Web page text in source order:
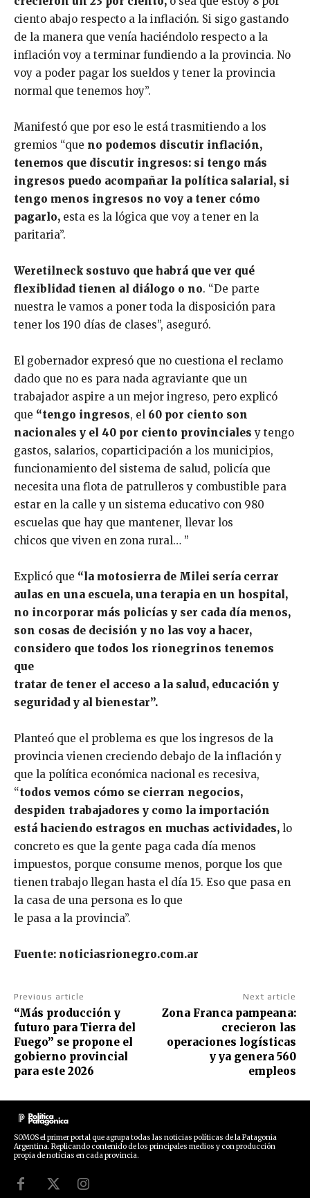
ciento abajo respecto a la inflación. Si sigo gastando
de la manera que venía haciéndolo respecto a la
inflación voy a terminar fundiendo a la provincia. No
voy a poder pagar los sueldos y tener la provincia
normal que tenemos hoy”.
Manifestó que por eso le está trasmitiendo a los
gremios “que no podemos discutir inflación,
tenemos que discutir ingresos: si tengo más
ingresos puedo acompañar la política salarial, si
tengo menos ingresos no voy a tener cómo
pagarlo, esta es la lógica que voy a tener en la
paritaria”.
Weretilneck sostuvo que habrá que ver qué
flexiblidad tienen al diálogo o no. “De parte
nuestra le vamos a poner toda la disposición para
tener los 190 días de clases”, aseguró.
El gobernador expresó que no cuestiona el reclamo
dado que no es para nada agraviante que un
trabajador aspire a un mejor ingreso, pero explicó
que “tengo ingresos, el 60 por ciento son
nacionales y el 40 por ciento provinciales y tengo
gastos, salarios, coparticipación a los municipios,
funcionamiento del sistema de salud, policía que
necesita una flota de patrulleros y combustible para
estar en la calle y un sistema educativo con 980
escuelas que hay que mantener, llevar los
chicos que viven en zona rural… ”
Explicó que “la motosierra de Milei sería cerrar
aulas en una escuela, una terapia en un hospital,
no incorporar más policías y ser cada día menos,
son cosas de decisión y no las voy a hacer,
considero que todos los rionegrinos tenemos
que
tratar de tener el acceso a la salud, educación y
seguridad y al bienestar”.
Planteó que el problema es que los ingresos de la
provincia vienen creciendo debajo de la inflación y
que la política económica nacional es recesiva,
“todos vemos cómo se cierran negocios,
despiden trabajadores y como la importación
está haciendo estragos en muchas actividades, lo
concreto es que la gente paga cada día menos
impuestos, porque consume menos, porque los que
tienen trabajo llegan hasta el día 15. Eso que pasa en
la casa de una persona es lo que
le pasa a la provincia”.
Fuente: noticiasrionegro.com.ar
Previous article
“Más producción y
futuro para Tierra del
Fuego” se propone el
gobierno provincial
para este 2026
Next article
Zona Franca pampeana:
crecieron las
operaciones logísticas
y ya genera 560
empleos
SOMOS el primer portal que agrupa todas las noticias políticas de la Patagonia
Argentina. Replicando contenido de los principales medios y con producción
propia de noticias en cada provincia.